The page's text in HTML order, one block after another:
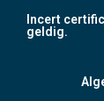
Incert
geldig.